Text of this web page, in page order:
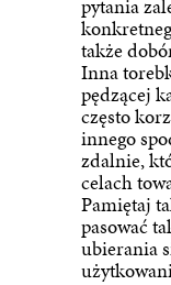
pytania
także
Inna
pędzącej
często
innego
zdalnie,
celach
Pamiętaj
pasować
ubierania